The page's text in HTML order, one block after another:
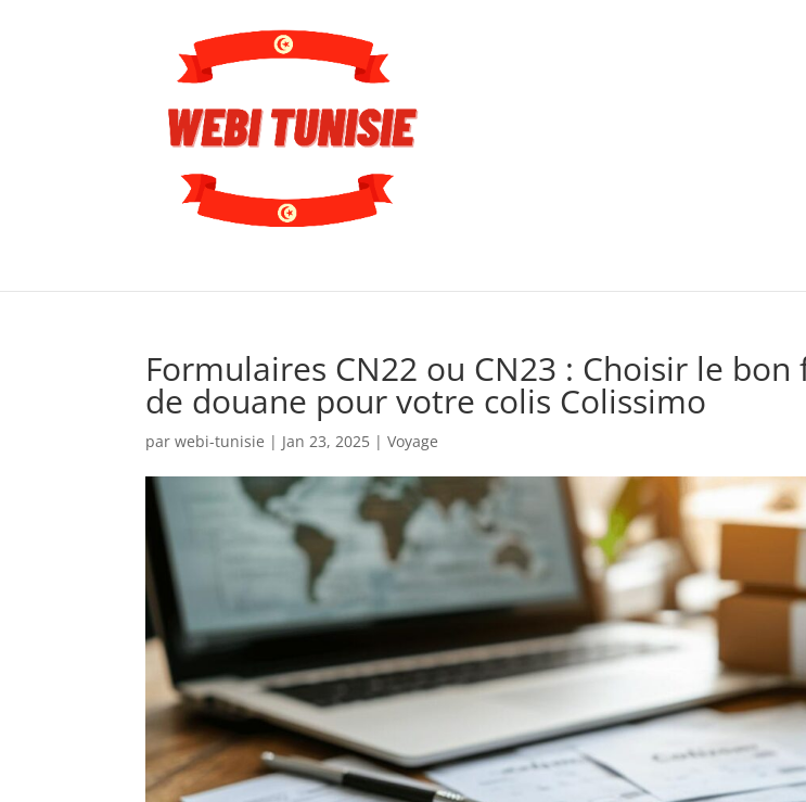
Formulaires CN22 ou CN23 : Choisir le
de douane pour votre colis Colissimo
parwebi-tunisie | Jan 23, 2025 |Voyage